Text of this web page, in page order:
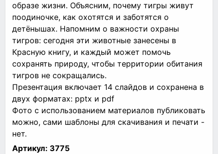
образе жизни. Объясним, почему тигры живут
поодиночке, как охотятся и заботятся о
детёнышах. Напомним о важности охраны
тигров: сегодня эти животные занесены в
Красную книгу, и каждый может помочь
сохранять природу, чтобы территории обитания
тигров не сокращались.
Презентация включает 14 слайдов и сохранена в
двух форматах: pptx и pdf
Фото с использованием материалов публиковать
можно, сами шаблоны для скачивания и печати -
нет.
Артикул: 3775